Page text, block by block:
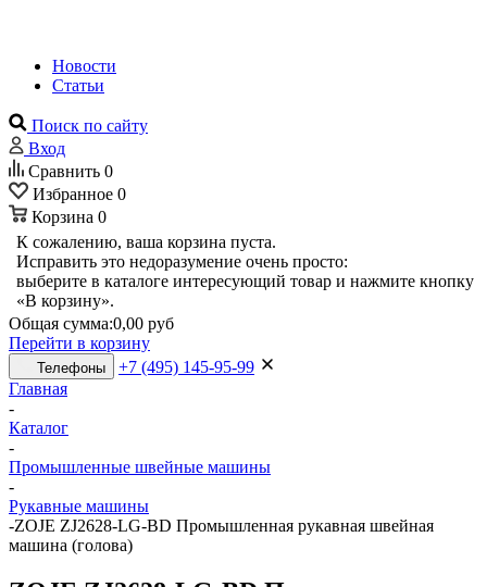
Новости
Статьи
Поиск по сайту
Вход
Сравнить 0
Избранное 0
Корзина 0
К сожалению, ваша корзина пуста.
Исправить это недоразумение очень просто:
выберите в каталоге интересующий товар и нажмите кнопку
«В корзину».
Общая сумма:0,00 руб
Перейти в корзину
Телефоны
+7 (495) 145-95-99
Главная
-
Каталог
-
Промышленные швейные машины
-
Рукавные машины
-ZOJE ZJ2628-LG-BD Промышленная рукавная швейная
машина (голова)